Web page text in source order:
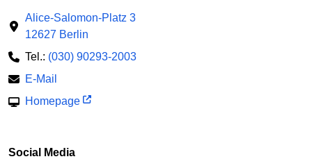
Alice-Salomon-Platz 3
12627 Berlin
Tel.: (030) 90293-2003
E-Mail
Homepage
Social Media